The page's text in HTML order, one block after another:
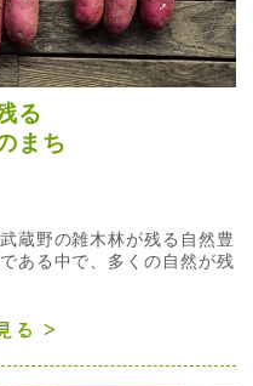
る
まち
蔵野の雑木林が残る自然豊
ある中で、多くの自然が残
る